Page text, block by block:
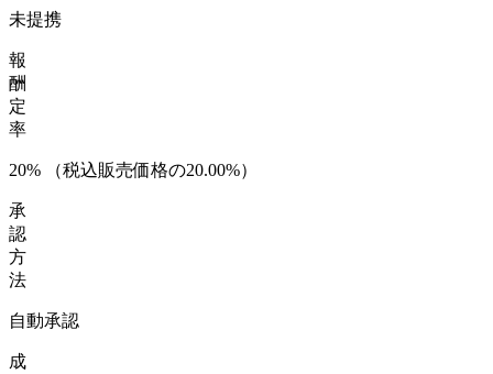
未提携
報
酬
定
率
20% （税込販売価格の20.00%）
承
認
方
法
自動承認
成